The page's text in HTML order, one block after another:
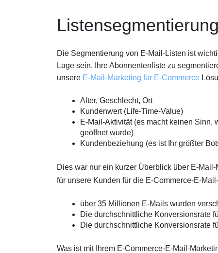
Listensegmentierung
Die Segmentierung von E-Mail-Listen ist
Lage sein, Ihre Abonnentenliste zu
unsere E-Mail-Marketing für E-Commerce
Alter, Geschlecht, Ort
Kundenwert (Life-Time-Value)
E-Mail-Aktivität (es macht keinen Sinn,
geöffnet wurde)
Kundenbeziehung (es ist Ihr größter
Dies war nur ein kurzer Überblick über E-
für unsere Kunden für die E-Commerce-E-
über 35 Millionen E-Mails wurden
Die durchschnittliche Konversionsrate
Die durchschnittliche Konversionsrate
Was ist mit Ihrem E-Commerce-E-Mail-